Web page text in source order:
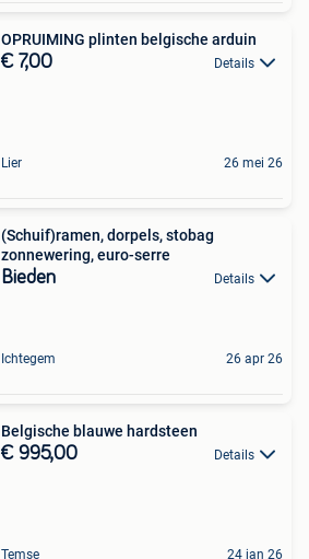
OPRUIMING plinten belgische arduin
€ 7,00 Details
Lier 26 mei 26
(Schuif)ramen, dorpels, stobag
zonnewering, euro-serre
Bieden Details
Ichtegem 26 apr 26
Belgische blauwe hardsteen
€ 995,00 Details
Temse 24 jan 26